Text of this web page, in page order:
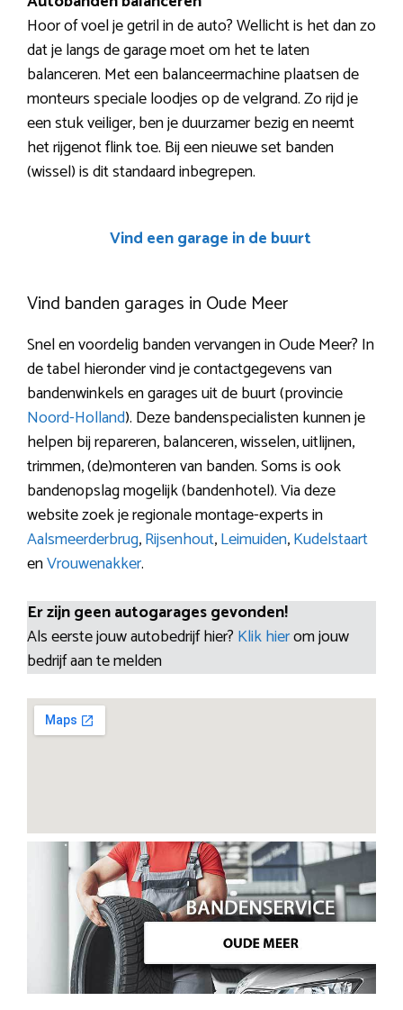
Hoor of voel je getril in de auto? Wellicht is het dan zo
dat je langs de garage moet om het te laten
balanceren. Met een balanceermachine plaatsen de
monteurs speciale loodjes op de velgrand. Zo rijd je
een stuk veiliger, ben je duurzamer bezig en neemt
het rijgenot flink toe. Bij een nieuwe set banden
(wissel) is dit standaard inbegrepen.
Vind een garage in de buurt
Vind banden garages in Oude Meer
Snel en voordelig banden vervangen in Oude Meer? In
de tabel hieronder vind je contactgegevens van
bandenwinkels en garages uit de buurt (provincie
Noord-Holland). Deze bandenspecialisten kunnen je
helpen bij repareren, balanceren, wisselen, uitlijnen,
trimmen, (de)monteren van banden. Soms is ook
bandenopslag mogelijk (bandenhotel). Via deze
website zoek je regionale montage-experts in
Aalsmeerderbrug,Rijsenhout,Leimuiden,Kudelstaart
enVrouwenakker.
Er zijn geen autogarages gevonden!
Als eerste jouw autobedrijf hier? Klik hierom jouw
bedrijf aan te melden